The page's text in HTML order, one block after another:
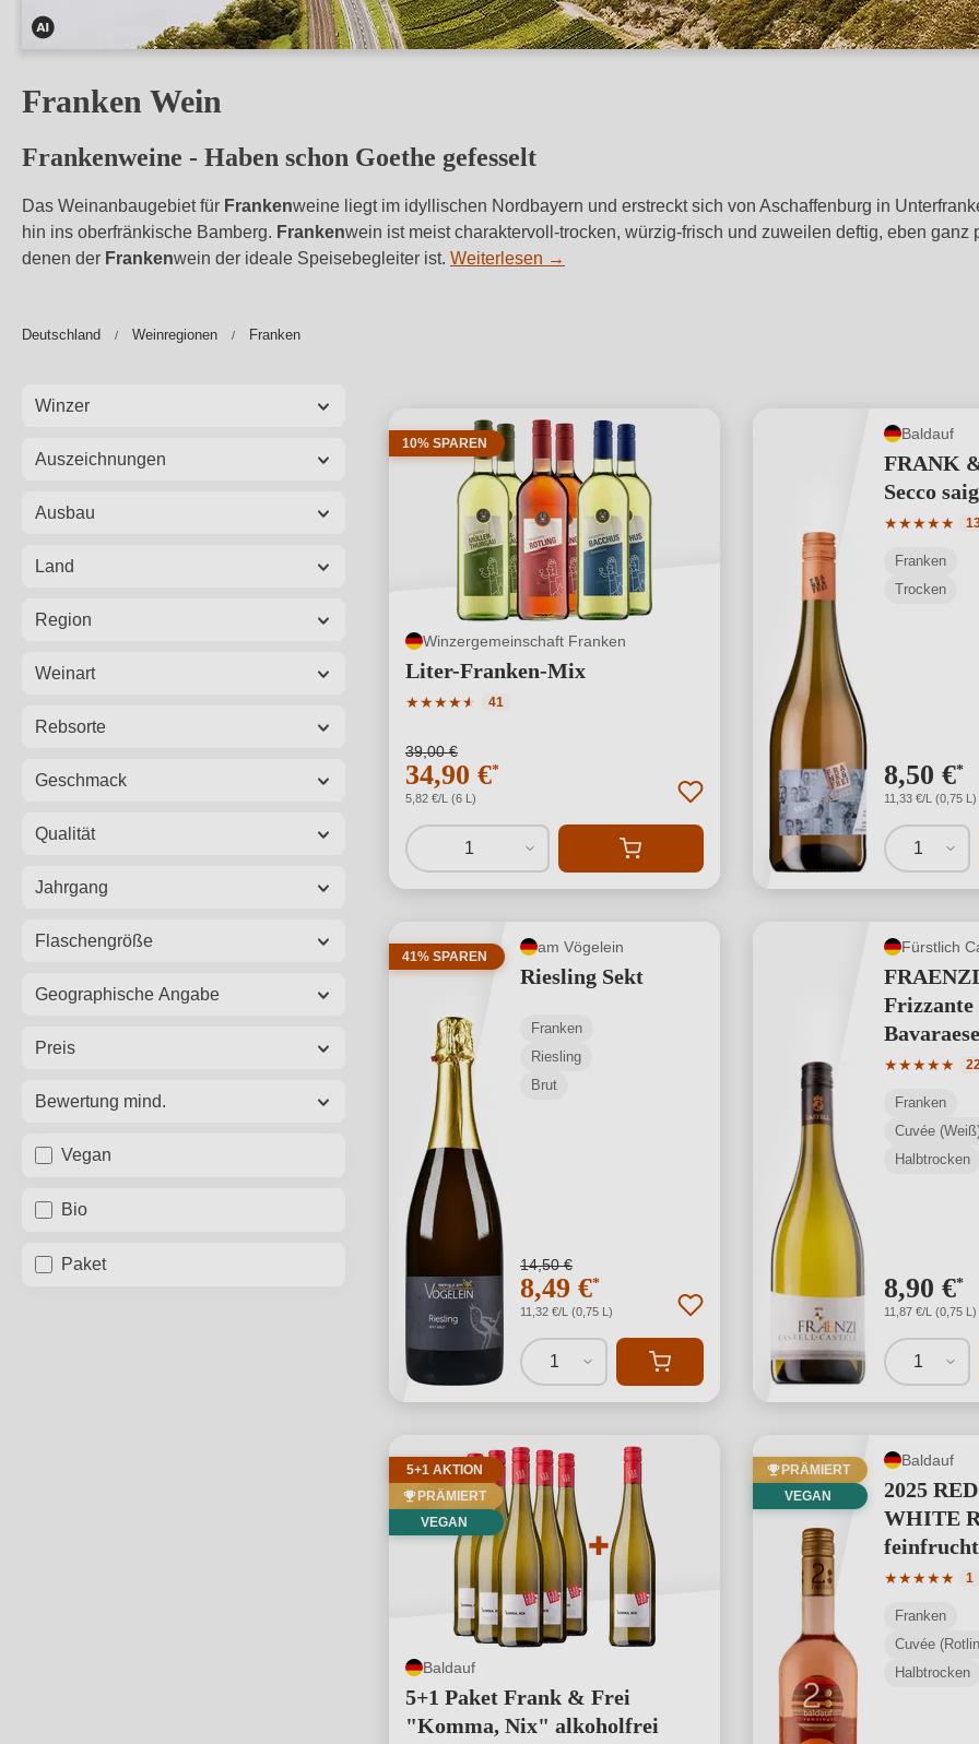
Dieses
wurde
von
verändert.
Franken Wein
Frankenweine - Haben schon Goethe gefesselt
Das Weinanbaugebiet für Frankenweine liegt im idyllischen Nordbayern und erstreckt sich von Aschaffenburg in
hin ins oberfränkische Bamberg. Frankenwein ist meist charaktervoll-trocken, würzig-frisch und zuweilen deftig, eben
denen der Frankenwein der ideale Speisebegleiter ist. Weiterlesen →
Deutschland Weinregionen Franken
Winzer
Auszeichnungen
Ausbau
Land
Region
Weinart
Rebsorte
Geschmack
Qualität
Jahrgang
Flaschengröße
Geographische Angabe
Preis
Bewertung mind.
Vegan
Bio
Paket
10% SPAREN
Winzergemeinschaft Franken
Liter-Franken-Mix
★★★★★
★
Durchschnittliche Bewertung von 4.73 von 5 Sternen
41
39,00 €
34,90 €*
5,82 €/L (6 L)
1
Baldauf
FRANK
Secco
★★★★★
Franken
Trocken
8,50 €*
11,33 €/L (0,75 L)
1
41% SPAREN
am Vögelein
Riesling Sekt
Franken
Riesling
Brut
14,50 €
8,49 €*
11,32 €/L (0,75 L)
1
FRAENZI
Frizzante
Bavaraese
★★★★★
Franken
Cuvée
Halbtrocken
8,90 €*
11,87 €/L (0,75 L)
1
5+1 AKTION
PRÄMIERT
VEGAN
Baldauf
5+1 Paket Frank & Frei
"Komma, Nix" alkoholfrei
PRÄMIERT
VEGAN
Baldauf
2025
WHITE
★★★★★ 1
Franken
Cuvée
Halbtrocken